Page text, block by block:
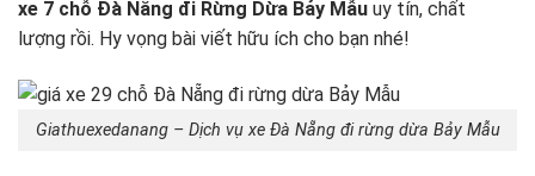
xe 7 chỗ Đà Nẵng đi Rừng Dừa Bảy Mẫu uy tín, chất
lượng rồi. Hy vọng bài viết hữu ích cho bạn nhé!
Giathuexedanang – Dịch vụ xe Đà Nẵng đi rừng dừa Bảy Mẫu